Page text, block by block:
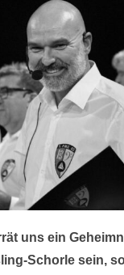
uns ein
Schorle sein,